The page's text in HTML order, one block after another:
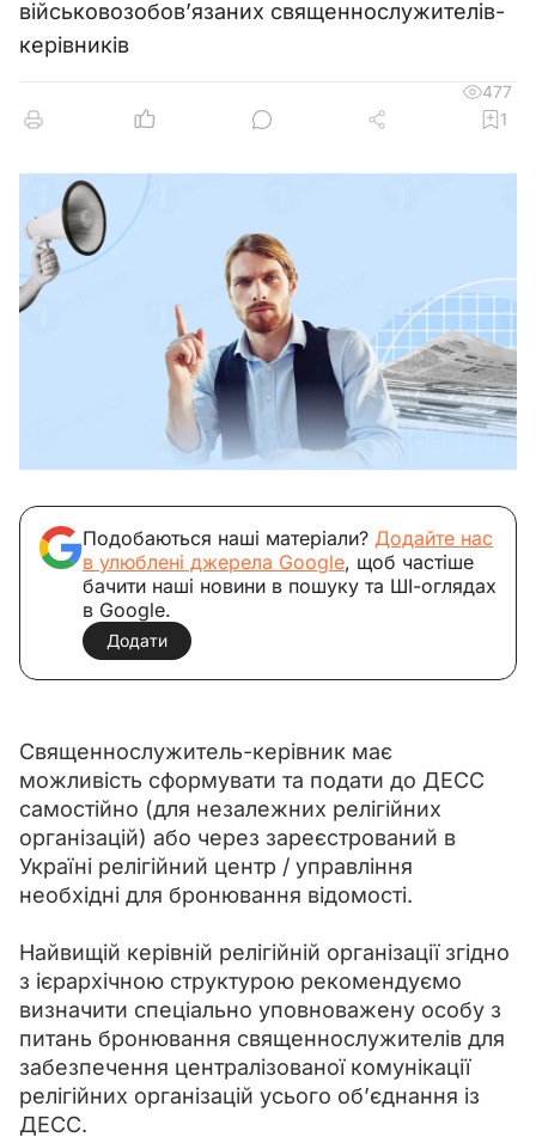
військовозобов’язаних священнослужителів-
керівників
477
1
Подобаються наші матеріали? Додайте нас
в улюблені джерела Google, щоб частіше
бачити наші новини в пошуку та ШІ-оглядах
в Google.
Додати
Священнослужитель-керівник має
можливість сформувати та подати до ДЕСС
самостійно (для незалежних релігійних
організацій) або через зареєстрований в
Україні релігійний центр / управління
необхідні для бронювання відомості.
Найвищій керівній релігійній організації згідно
з ієрархічною структурою рекомендуємо
визначити спеціально уповноважену особу з
питань бронювання священнослужителів для
забезпечення централізованої комунікації
релігійних організацій усього об’єднання із
ДЕСС.